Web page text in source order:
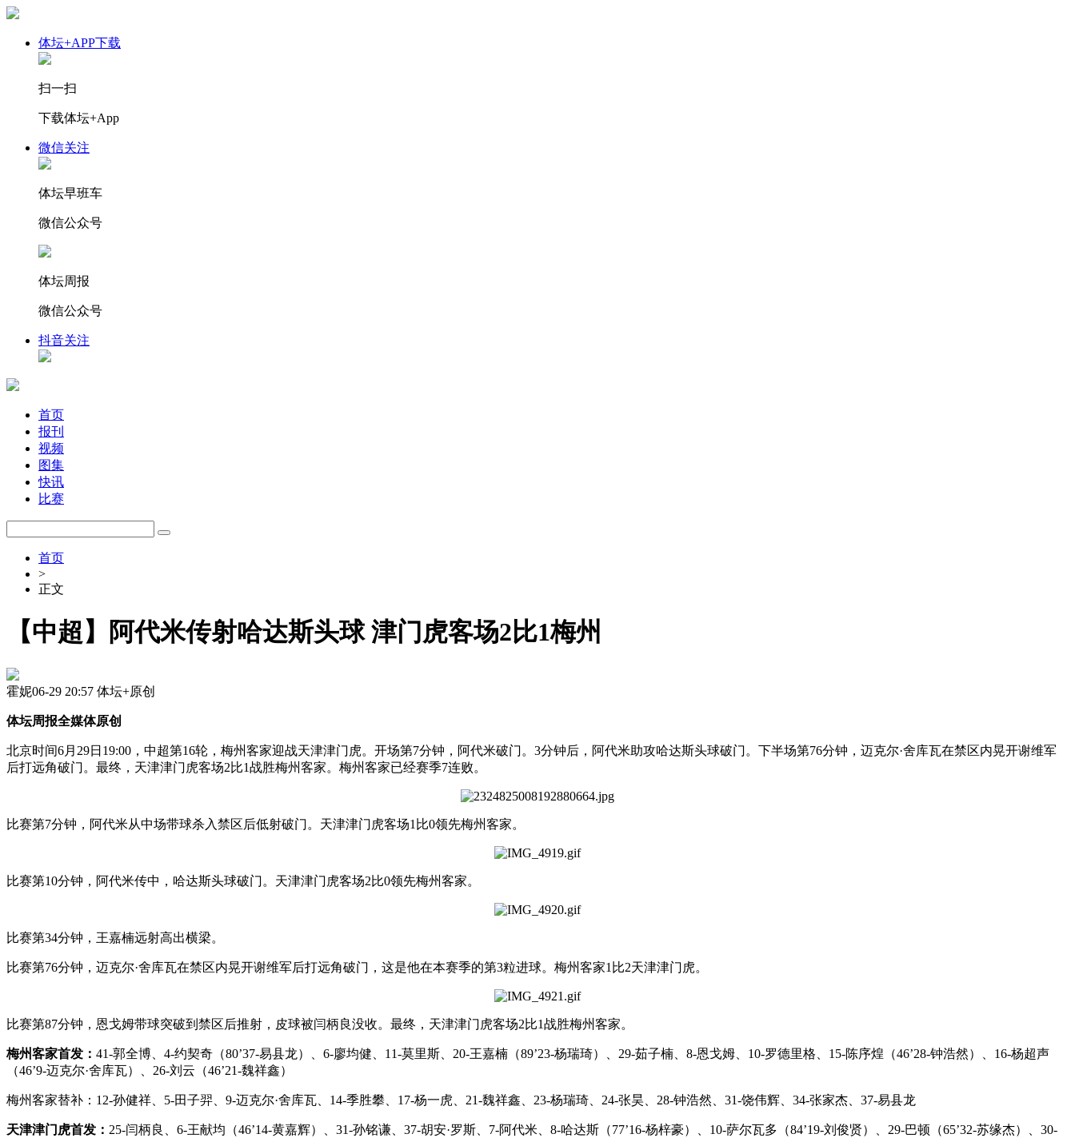
体坛+APP下载
扫一扫
下载体坛+App
微信关注
体坛早班车
微信公众号
体坛周报
微信公众号
抖音关注
首页
报刊
视频
图集
快讯
比赛
首页
>
正文
【中超】阿代米传射哈达斯头球 津门虎客场2比1梅州
霍妮06-29 20:57 体坛+原创
体坛周报全媒体原创
北京时间6月29日19:00，中超第16轮，梅州客家迎战天津津门虎。开场第7分钟，阿代米破门。3分钟后，阿代米助攻哈达斯头球破门。下半场第76分钟，迈克尔·舍库瓦在禁区内晃开谢维军
后打远角破门。最终，天津津门虎客场2比1战胜梅州客家。梅州客家已经赛季7连败。
比赛第7分钟，阿代米从中场带球杀入禁区后低射破门。天津津门虎客场1比0领先梅州客家。
比赛第10分钟，阿代米传中，哈达斯头球破门。天津津门虎客场2比0领先梅州客家。
比赛第34分钟，王嘉楠远射高出横梁。
比赛第76分钟，迈克尔·舍库瓦在禁区内晃开谢维军后打远角破门，这是他在本赛季的第3粒进球。梅州客家1比2天津津门虎。
比赛第87分钟，恩戈姆带球突破到禁区后推射，皮球被闫柄良没收。最终，天津津门虎客场2比1战胜梅州客家。
梅州客家首发： 41-郭全博、4-约契奇（80’37-易县龙）、6-廖均健、11-莫里斯、20-王嘉楠（89’23-杨瑞琦）、29-茹子楠、8-恩戈姆、10-罗德里格、15-陈序煌（46’28-钟浩然）、16-杨超声
（46’9-迈克尔·舍库瓦）、26-刘云（46’21-魏祥鑫）
梅州客家替补：12-孙健祥、5-田子羿、9-迈克尔·舍库瓦、14-季胜攀、17-杨一虎、21-魏祥鑫、23-杨瑞琦、24-张昊、28-钟浩然、31-饶伟辉、34-张家杰、37-易县龙
天津津门虎首发： 25-闫柄良、6-王献均（46’14-黄嘉辉）、31-孙铭谦、37-胡安·罗斯、7-阿代米、8-哈达斯（77’16-杨梓豪）、10-萨尔瓦多（84’19-刘俊贤）、29-巴顿（65’32-苏缘杰）、30-